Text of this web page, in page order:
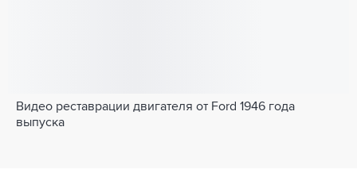
Видео реставрации двигателя от Ford 1946 года
выпуска